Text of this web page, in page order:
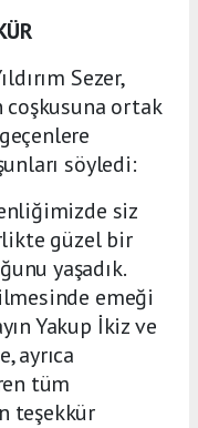
Sezer,
coşkusuna ortak
söyledi:
siz
güzel bir
yaşadık.
emeği
Yakup İkiz ve
ayrıca
tüm
teşekkür